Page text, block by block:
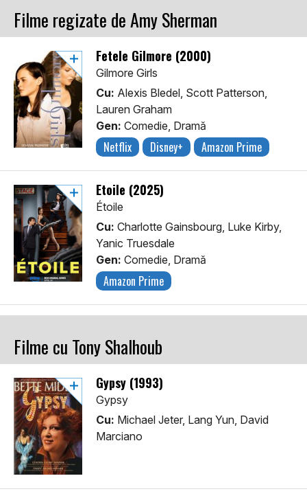
Filme regizate de Amy Sherman
Fetele Gilmore (2000)
Gilmore Girls
Cu: Alexis Bledel, Scott Patterson,
Lauren Graham
Gen: Comedie, Dramă
Netflix Disney+ Amazon Prime
Étoile (2025)
Étoile
Cu: Charlotte Gainsbourg, Luke Kirby,
Yanic Truesdale
Gen: Comedie, Dramă
Amazon Prime
Filme cu Tony Shalhoub
Gypsy (1993)
Gypsy
Cu: Michael Jeter, Lang Yun, David
Marciano